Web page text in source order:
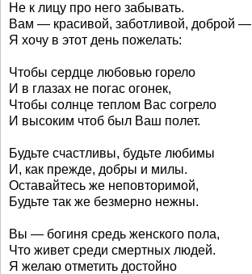
Не к лицу про него забывать.
Вам — красивой, заботливой, доброй —
Я хочу в этот день пожелать:
Чтобы сердце любовью горело
И в глазах не погас огонек,
Чтобы солнце теплом Вас согрело
И высоким чтоб был Ваш полет.
Будьте счастливы, будьте любимы
И, как прежде, добры и милы.
Оставайтесь же неповторимой,
Будьте так же безмерно нежны.
Вы — богиня средь женского пола,
Что живет среди смертных людей.
Я желаю отметить достойно